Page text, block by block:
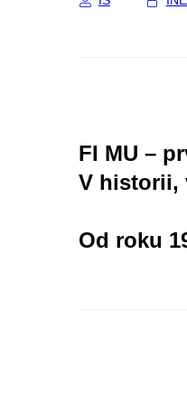
FI MU –
V historii,
Od roku